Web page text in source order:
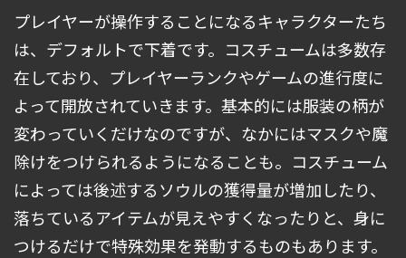
プレイヤーが操作することになるキャラクターたち
は、デフォルトで下着です。コスチュームは多数存
在しており、プレイヤーランクやゲームの進行度に
よって開放されていきます。基本的には服装の柄が
変わっていくだけなのですが、なかにはマスクや魔
除けをつけられるようになることも。コスチューム
によっては後述するソウルの獲得量が増加したり、
落ちているアイテムが見えやすくなったりと、身に
つけるだけで特殊効果を発動するものもあります。